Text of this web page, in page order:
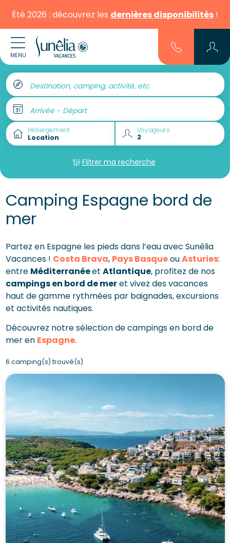
Été 2026 : découvrez les dernières disponibilités !
MENU
Destination, camping, activité, etc
Arrivée - Départ
Hébergement Voyageurs
Filtrer ma recherche
Camping Espagne bord de
mer
Partez en Espagne les pieds dans l’eau avec Sunêlia
Vacances ! Costa Brava, Pays BasqueouAsturies:
entre Méditerranéeet Atlantique, profitez de nos
campings en bord de meret vivez des vacances
haut de gamme rythmées par baignades, excursions
et activités nautiques.
Découvrez notre sélection de campings en bord de
mer en Espagne.
6 camping(s) trouvé(s)